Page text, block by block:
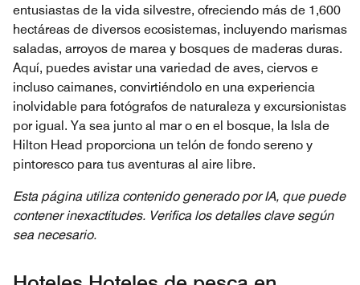
entusiastas de la vida silvestre, ofreciendo más de 1,600
hectáreas de diversos ecosistemas, incluyendo marismas
saladas, arroyos de marea y bosques de maderas duras.
Aquí, puedes avistar una variedad de aves, ciervos e
incluso caimanes, convirtiéndolo en una experiencia
inolvidable para fotógrafos de naturaleza y excursionistas
por igual. Ya sea junto al mar o en el bosque, la Isla de
Hilton Head proporciona un telón de fondo sereno y
pintoresco para tus aventuras al aire libre.
Esta página utiliza contenido generado por IA, que puede
contener inexactitudes. Verifica los detalles clave según
sea necesario.